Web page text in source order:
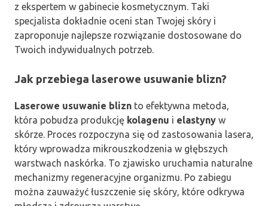
z ekspertem w gabinecie kosmetycznym. Taki
specjalista dokładnie oceni stan Twojej skóry i
zaproponuje najlepsze rozwiązanie dostosowane do
Twoich indywidualnych potrzeb.
Jak przebiega laserowe usuwanie blizn?
Laserowe usuwanie blizn to efektywna metoda,
która pobudza produkcję kolagenu i elastyny w
skórze. Proces rozpoczyna się od zastosowania lasera,
który wprowadza mikrouszkodzenia w głębszych
warstwach naskórka. To zjawisko uruchamia naturalne
mechanizmy regeneracyjne organizmu. Po zabiegu
można zauważyć łuszczenie się skóry, które odkrywa